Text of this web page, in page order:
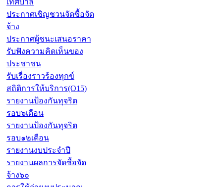
เทศบาล
ประกาศเชิญชวนจัดซื้อจัด
จ้าง
ประกาศผู้ชนะเสนอราคา
รับฟังความคิดเห็นของ
ประชาชน
รับเรื่องราวร้องทุกข์
สถิติการให้บริการ(O15)
รายงานป้องกันทุจริต
รอบ๖เดือน
รายงานป้องกันทุจริต
รอบ๑๒เดือน
รายงานงบประจำปี
รายงานผลการจัดซื้อจัด
จ้าง๖๐